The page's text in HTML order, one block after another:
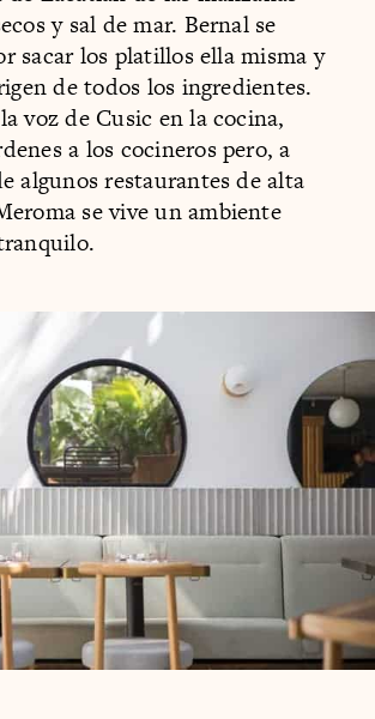
y sal de mar. Bernal se
sacar los platillos ella misma y
de todos los ingredientes.
voz de Cusic en la cocina,
a los cocineros pero, a
algunos restaurantes de alta
se vive un ambiente